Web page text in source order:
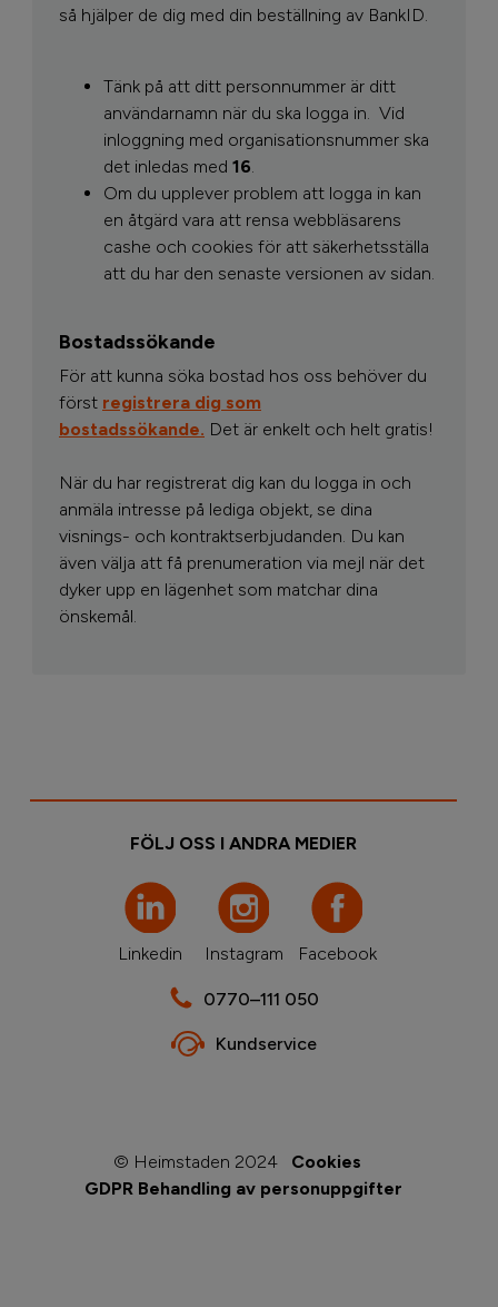
så hjälper de dig med din beställning av BankID.
Tänk på att ditt personnummer är ditt
användarnamn när du ska logga in. Vid
inloggning med organisationsnummer ska
det inledas med 16.
Om du upplever problem att logga in kan
en åtgärd vara att rensa webbläsarens
cashe och cookies för att säkerhetsställa
att du har den senaste versionen av sidan.
Bostadssökande
För att kunna söka bostad hos oss behöver du
först registrera dig som
bostadssökande. Det är enkelt och helt gratis!
När du har registrerat dig kan du logga in och
anmäla intresse på lediga objekt, se dina
visnings- och kontraktserbjudanden. Du kan
även välja att få prenumeration via mejl när det
dyker upp en lägenhet som matchar dina
önskemål.
FÖLJ OSS I ANDRA MEDIER
Linkedin Instagram Facebook
0770–111 050
Kundservice
© Heimstaden 2024
Cookies
GDPR Behandling av personuppgifter